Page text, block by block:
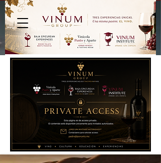
DECKMANS
AGUASCALIENTES
GPSC
MICROSITIOS
RDVM